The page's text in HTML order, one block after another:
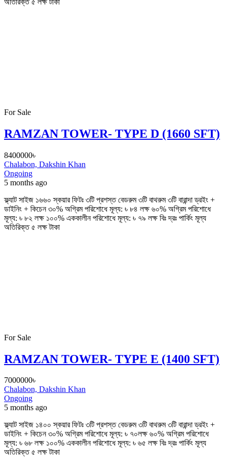
For Sale
RAMZAN TOWER- TYPE D (1660 SFT)
8400000৳
Chalabon, Dakshin Khan
Ongoing
5 months ago
ফ্ল্যাট সাইজ ১৬৬০ স্কয়ার ফিটঃ ৩টি প্রশস্ত বেডরুম ৩টি বাথরুম ৩টি বারান্দা ড্রইং +
ডাইনিং + কিচেন ৩০% অগ্রিম পরিশোধে মূল্য: ৳ ৮৪ লক্ষ ৬০% অগ্রিম পরিশোধে
মূল্য: ৳ ৮২ লক্ষ ১০০% এককালীন পরিশোধে মূল্য: ৳ ৭৯ লক্ষ বিঃ দ্রঃ পার্কিং মূল্য
অতিরিক্ত ৫ লক্ষ টাকা
For Sale
RAMZAN TOWER- TYPE E (1400 SFT)
7000000৳
Chalabon, Dakshin Khan
Ongoing
5 months ago
ফ্ল্যাট সাইজ ১৪০০ স্কয়ার ফিটঃ ৩টি প্রশস্ত বেডরুম ৩টি বাথরুম ৩টি বারান্দা ড্রইং +
ডাইনিং + কিচেন ৩০% অগ্রিম পরিশোধে মূল্য: ৳ ৭০লক্ষ ৬০% অগ্রিম পরিশোধে
মূল্য: ৳ ৬৮ লক্ষ ১০০% এককালীন পরিশোধে মূল্য: ৳ ৬৫ লক্ষ বিঃ দ্রঃ পার্কিং মূল্য
অতিরিক্ত ৫ লক্ষ টাকা